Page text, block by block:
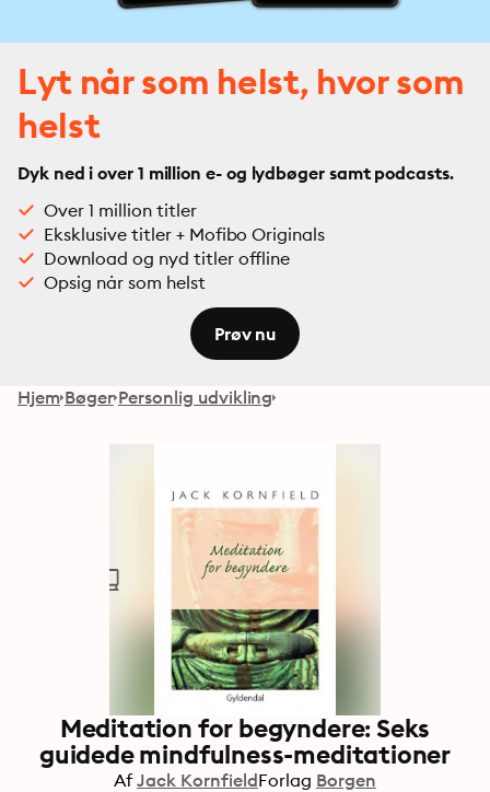
Lyt når som helst, hvor som
helst
Dyk ned i over 1 million e- og lydbøger samt podcasts.
Over 1 million titler
Eksklusive titler + Mofibo Originals
Download og nyd titler offline
Opsig når som helst
Prøv nu
Hjem Bøger Personlig udvikling
Meditation for begyndere: Seks
guidede mindfulness-meditationer
Af Jack KornfieldForlag Borgen